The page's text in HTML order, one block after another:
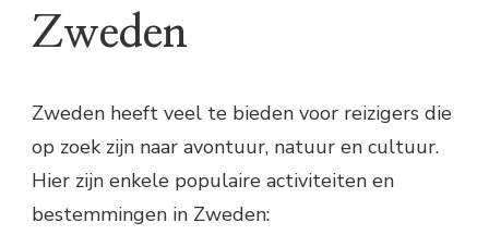
Zweden
Zweden heeft veel te bieden voor reizigers die
op zoek zijn naar avontuur, natuur en cultuur.
Hier zijn enkele populaire activiteiten en
bestemmingen in Zweden: